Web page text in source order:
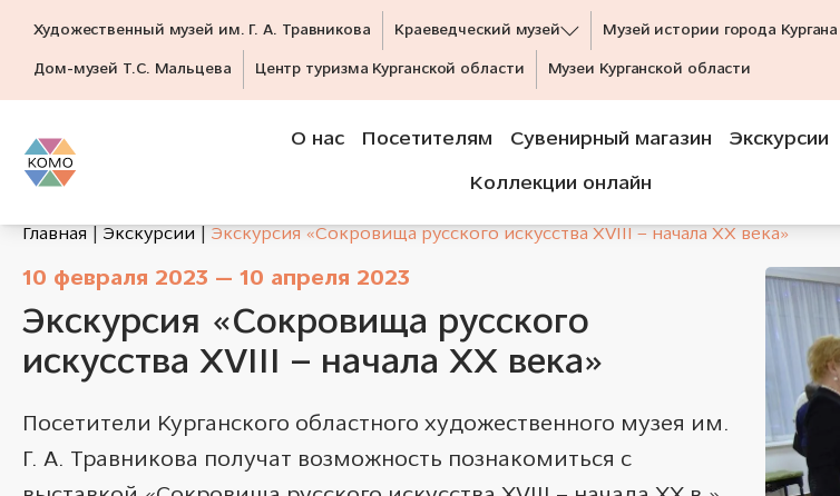
Художественный музей им. Г. А. Травникова Краеведческий музей Музей истории города Кургана
Дом-музей Т.С. Мальцева Центр туризма Курганской области Музеи Курганской области
О нас Посетителям Сувенирный магазин Экскурсии
Коллекции онлайн
Главная Экскурсии Экскурсия «Сокровища русского искусства XVIII – начала XX века»
10 февраля 2023 — 10 апреля 2023
Экскурсия «Сокровища русского
искусства XVIII – начала XX века»
Посетители Курганского областного художественного музея им.
Г. А. Травникова получат возможность познакомиться с